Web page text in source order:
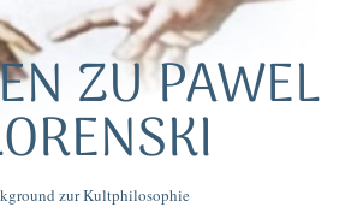
ZU PAWEL
zur Kultphilosophie